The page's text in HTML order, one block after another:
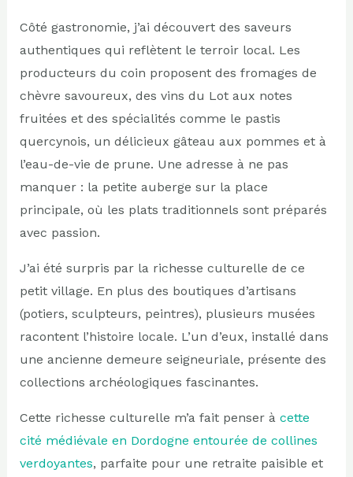
Côté gastronomie, j’ai découvert des saveurs
authentiques qui reflètent le terroir local. Les
producteurs du coin proposent des fromages de
chèvre savoureux, des vins du Lot aux notes
fruitées et des spécialités comme le pastis
quercynois, un délicieux gâteau aux pommes et à
l’eau-de-vie de prune. Une adresse à ne pas
manquer : la petite auberge sur la place
principale, où les plats traditionnels sont préparés
avec passion.
J’ai été surpris par la richesse culturelle de ce
petit village. En plus des boutiques d’artisans
(potiers, sculpteurs, peintres), plusieurs musées
racontent l’histoire locale. L’un d’eux, installé dans
une ancienne demeure seigneuriale, présente des
collections archéologiques fascinantes.
Cette richesse culturelle m’a fait penser à cette
cité médiévale en Dordogne entourée de collines
verdoyantes, parfaite pour une retraite paisible et